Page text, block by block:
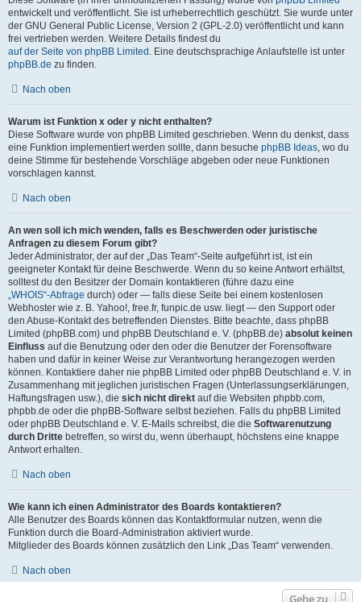
entwickelt und veröffentlicht. Sie ist urheberrechtlich geschützt. Sie wurde unter
der GNU General Public License, Version 2 (GPL-2.0) veröffentlicht und kann
frei vertrieben werden. Weitere Details findest du
auf der Seite von phpBB Limited . Eine deutschsprachige Anlaufstelle ist unter
phpBB.de zu finden.
Nach oben
Warum ist Funktion x oder y nicht enthalten?
Diese Software wurde von phpBB Limited geschrieben. Wenn du denkst, dass
eine Funktion implementiert werden sollte, dann besuche phpBB Ideas, wo du
deine Stimme für bestehende Vorschläge abgeben oder neue Funktionen
vorschlagen kannst.
Nach oben
An wen soll ich mich wenden, falls es Beschwerden oder juristische
Anfragen zu diesem Forum gibt?
Jeder Administrator, der auf der „Das Team“-Seite aufgeführt ist, ist ein
geeigneter Kontakt für deine Beschwerde. Wenn du so keine Antwort erhältst,
solltest du den Besitzer der Domain kontaktieren (führe dazu eine
„WHOIS“-Abfrage durch) oder — falls diese Seite bei einem kostenlosen
Webhoster wie z. B. Yahoo!, free.fr, funpic.de usw. liegt — den Support oder
den Abuse-Kontakt des betreffenden Dienstes. Bitte beachte, dass phpBB
Limited (phpBB.com) und phpBB Deutschland e. V. (phpBB.de) absolut keinen
Einfluss auf die Benutzung oder den oder die Benutzer der Forensoftware
haben und dafür in keiner Weise zur Verantwortung herangezogen werden
können. Kontaktiere daher nie phpBB Limited oder phpBB Deutschland e. V. in
Zusammenhang mit jeglichen juristischen Fragen (Unterlassungserklärungen,
Haftungsfragen usw.), die sich nicht direkt auf die Websiten phpbb.com,
phpbb.de oder die phpBB-Software selbst beziehen. Falls du phpBB Limited
oder phpBB Deutschland e. V. E-Mails schreibst, die die Softwarenutzung
durch Dritte betreffen, so wirst du, wenn überhaupt, höchstens eine knappe
Antwort erhalten.
Nach oben
Wie kann ich einen Administrator des Boards kontaktieren?
Alle Benutzer des Boards können das Kontaktformular nutzen, wenn die
Funktion durch die Board-Administration aktiviert wurde.
Mitglieder des Boards können zusätzlich den Link „Das Team“ verwenden.
Nach oben
Gehe zu